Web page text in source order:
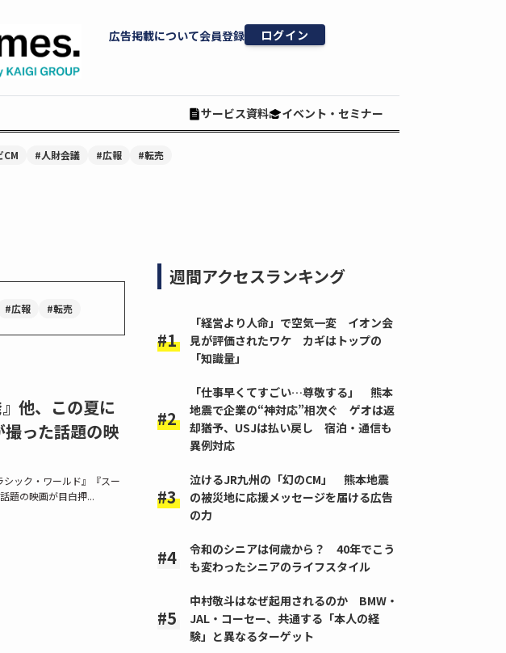
広告掲載について会員登録 ログイン
サービス資料 イベント・セミナー
CM #人財会議 #広報 #転売
#広報 #転売
他、この夏に
った話題の映
シック・ワールド』『スー
題の映画が目白押...
週間アクセスランキング
「経営より人命」で空気一変 イオン会
見が評価されたワケ カギはトップの
「知識量」
「仕事早くてすごい…尊敬する」 熊本
地震で企業の“神対応”相次ぐ ゲオは返
却猶予、USJは払い戻し 宿泊・通信も
異例対応
泣けるJR九州の「幻のCM」 熊本地震
の被災地に応援メッセージを届ける広告
の力
令和のシニアは何歳から？ 40年でこう
も変わったシニアのライフスタイル
中村敬斗はなぜ起用されるのか BMW・
JAL・コーセー、共通する「本人の経
験」と異なるターゲット